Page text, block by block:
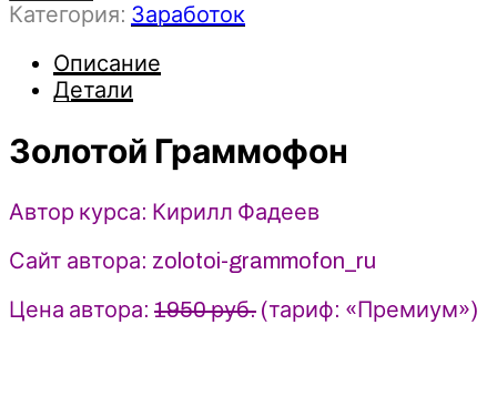
Золотой
Кирилл
Категория: Заработок
Описание
Детали
Золотой Граммофон
Автор курса: Кирилл Фадеев
Сайт автора: zolotoi-grammofon_ru
Цена автора: 1950 руб. (тариф: «Премиум»)